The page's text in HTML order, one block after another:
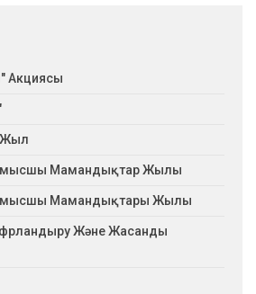
Акциясы
Жыл
Мамандықтар Жылы
Мамандықтары Жылы
Және Жасанды